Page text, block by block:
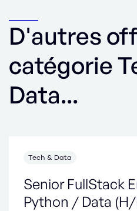
D'autres
catégorie
Data...
Tech & Data
Senior FullStack
Python / Data (H/